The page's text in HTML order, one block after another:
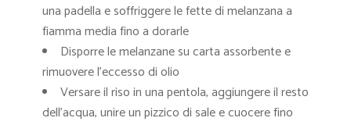
una padella e soffriggere le fette di melanzana a
fiamma media fino a dorarle
Disporre le melanzane su carta assorbente e
rimuovere l’eccesso di olio
Versare il riso in una pentola, aggiungere il resto
dell’acqua, unire un pizzico di sale e cuocere fino